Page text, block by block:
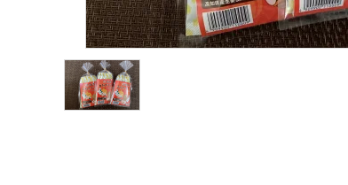
一品、調味料
玉ちゃん・雑貨
INFORMATIOM